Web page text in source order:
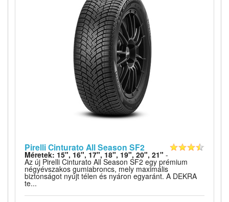
Pirelli Cinturato All Season SF2
Méretek: 15", 16", 17", 18", 19", 20", 21" -
Az új Pirelli Cinturato All Season SF2 egy prémium
négyévszakos gumiabroncs, mely maximális
biztonságot nyújt télen és nyáron egyaránt. A DEKRA
te...